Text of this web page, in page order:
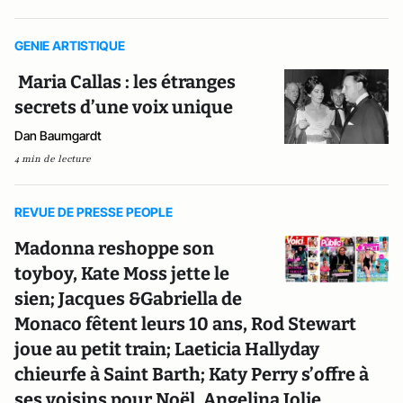
GENIE ARTISTIQUE
Maria Callas : les étranges
secrets d’une voix unique
Dan Baumgardt
4 min de lecture
REVUE DE PRESSE PEOPLE
Madonna reshoppe son
toyboy, Kate Moss jette le
sien; Jacques &Gabriella de
Monaco fêtent leurs 10 ans, Rod Stewart
joue au petit train; Laeticia Hallyday
chieurfe à Saint Barth; Katy Perry s’offre à